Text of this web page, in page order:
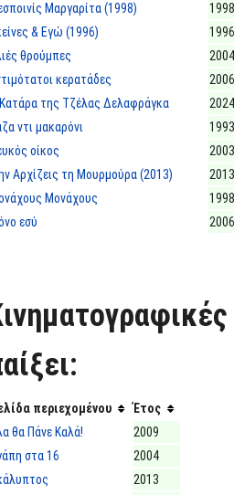
Μαργαρίτα (1998)
& Εγώ (1996)
θρούμπες
κερατάδες
της Τζέλας Δελαφράγκα
ντι μακαρόνι
οίκος
Αρχίζεις τη Μουρμούρα (2013)
Μονάχους
εσύ
περιεχομένου
Έτος
θα Πάνε Καλά!
2009
στα 16
2004
2013